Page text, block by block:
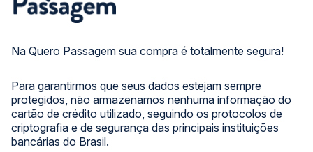
Na Quero Passagem sua compra é totalmente segura!
Para garantirmos que seus dados estejam sempre
protegidos, não armazenamos nenhuma informação do
cartão de crédito utilizado, seguindo os protocolos de
criptografia e de segurança das principais instituições
bancárias do Brasil.